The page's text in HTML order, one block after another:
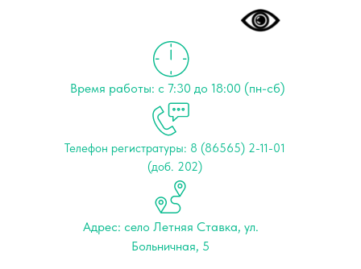
Время работы: с 7:30 до 18:00 (пн-сб)
Телефон регистратуры: 8 (86565) 2-11-01
(доб. 202)
Адрес: cело Летняя Ставка, ул.
Больничная, 5